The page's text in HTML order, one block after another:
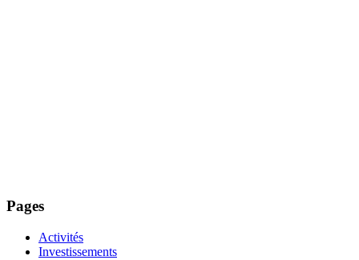
Pages
Activités
Investissements